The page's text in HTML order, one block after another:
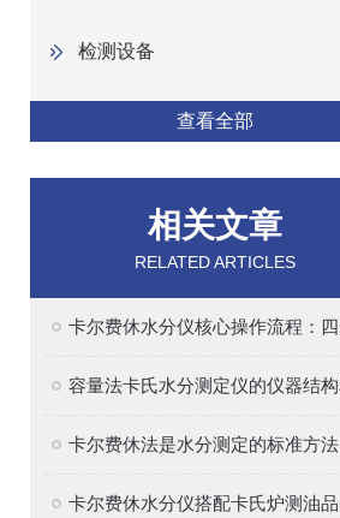
检测设备
查看全部
相关文章
RELATED ARTICLES
卡尔费休法是水分测定的标准方法